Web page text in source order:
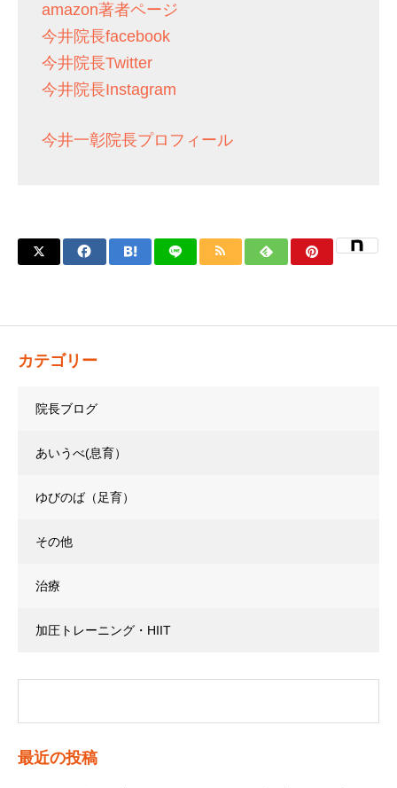
amazon著者ページ
今井院長facebook
今井院長Twitter
今井院長Instagram
今井一彰院長プロフィール
カテゴリー
院長ブログ
あいうべ(息育）
ゆびのば（足育）
その他
治療
加圧トレーニング・HIIT
最近の投稿